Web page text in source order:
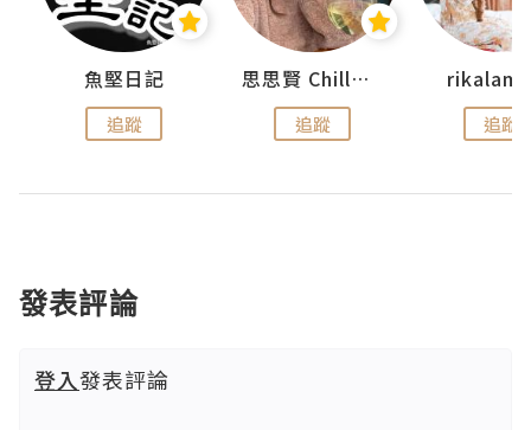
魚堅日記
追蹤
思思賢 ChillMyBabe
追蹤 追蹤
發表評論
登入發表評論